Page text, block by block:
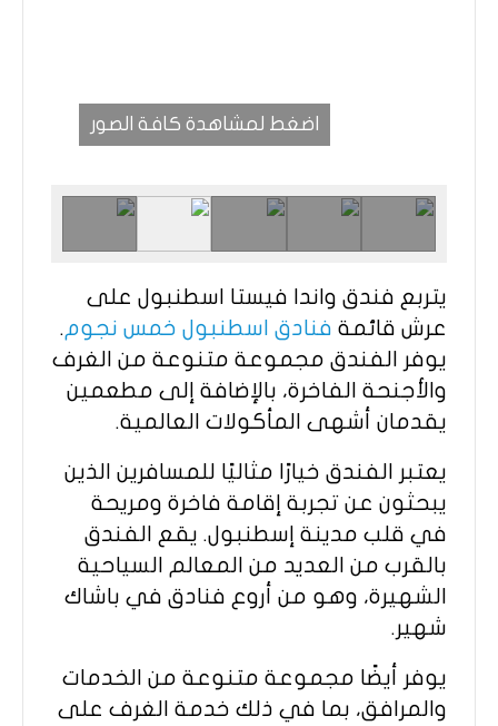
اضغط لمشاهدة كافة الصور
يتربع فندق واندا فيستا اسطنبول على
عرش قائمة فنادق اسطنبول خمس نجوم.
يوفر الفندق مجموعة متنوعة من الغرف
والأجنحة الفاخرة، بالإضافة إلى مطعمين
يقدمان أشهى المأكولات العالمية.
يعتبر الفندق خيارًا مثاليًا للمسافرين الذين
يبحثون عن تجربة إقامة فاخرة ومريحة
في قلب مدينة إسطنبول. يقع الفندق
بالقرب من العديد من المعالم السياحية
الشهيرة، وهو من أروع فنادق في باشاك
شهير.
يوفر أيضًا مجموعة متنوعة من الخدمات
والمرافق، بما في ذلك خدمة الغرف على